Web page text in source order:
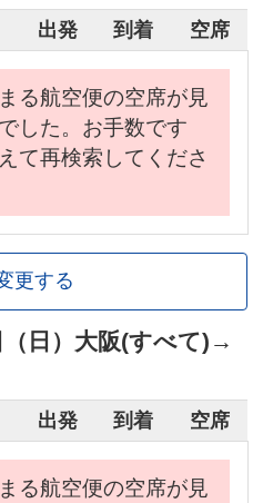
出発 到着 空席
る航空便の空席が見
した。お手数です
て再検索してくださ
更する
日） 大阪(すべて) →
出発 到着 空席
る航空便の空席が見